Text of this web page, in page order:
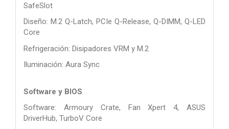
SafeSlot
Diseño: M.2 Q-Latch, PCIe Q-Release, Q-DIMM, Q-LED
Core
Refrigeración: Disipadores VRM y M.2
Iluminación: Aura Sync
Software y BIOS
Software: Armoury Crate, Fan Xpert 4, ASUS
DriverHub, TurboV Core